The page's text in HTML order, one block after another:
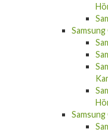
Samsung
Samsung